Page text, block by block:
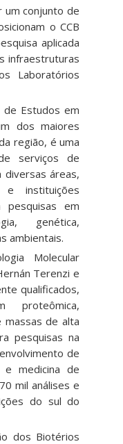
um conjunto de
o CCB
aplicada
infraestruturas
Laboratórios
de Estudos em
dos maiores
região, é uma
serviços de
diversas áreas,
e instituições
pesquisas em
genética,
ambientais.
Molecular
Terenzi e
qualificados,
proteômica,
de alta
pesquisas na
de
e medicina de
mil análises e
do sul do
dos Biotérios